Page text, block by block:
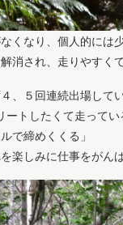
くなり、個人的には
消され、走りやすく
、５回連続出場して
ートしたくて走ってい
で締めくくる」
楽しみに仕事をがん